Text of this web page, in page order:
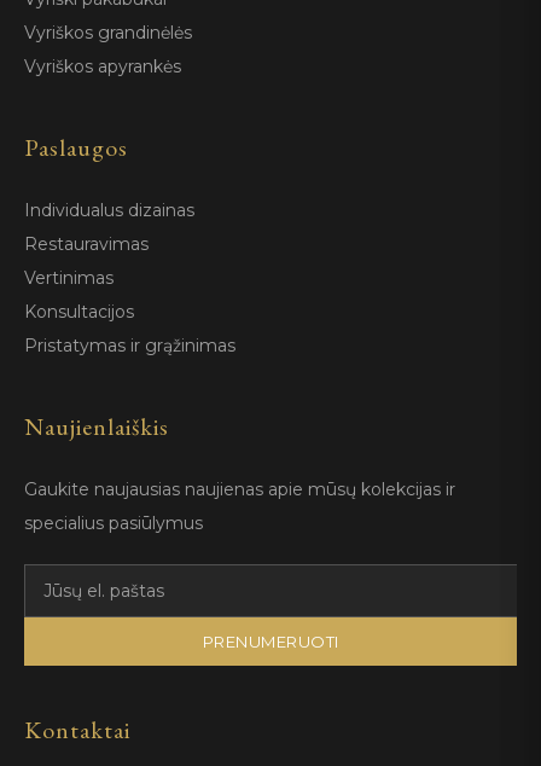
Vyriškos grandinėlės
Vyriškos apyrankės
Paslaugos
Individualus dizainas
Restauravimas
Vertinimas
Konsultacijos
Pristatymas ir grąžinimas
Naujienlaiškis
Gaukite naujausias naujienas apie mūsų kolekcijas ir
specialius pasiūlymus
PRENUMERUOTI
Kontaktai